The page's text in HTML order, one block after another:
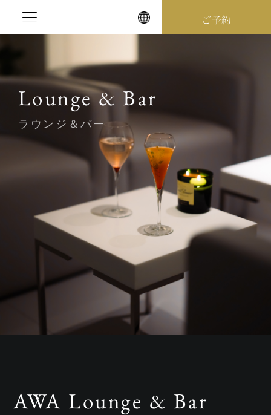
ご予約
Lounge & Bar
ラウンジ＆バー
AWA Lounge & Bar